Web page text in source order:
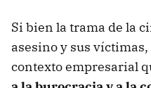
Si bien la trama de la
asesino y sus
contexto empresarial